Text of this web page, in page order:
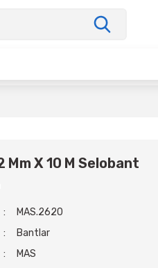
Mm X 10 M Selobant
MAS.2620
Bantlar
MAS